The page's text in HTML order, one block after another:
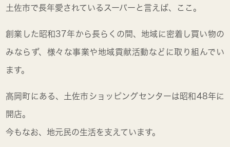
土佐市で長年愛されているスーパーと言えば、ここ。
創業した昭和37年から長らくの間、地域に密着し買い物の
みならず、様々な事業や地域貢献活動などに取り組んでい
ます。
高岡町にある、土佐市ショッピングセンターは昭和48年に
開店。
今もなお、地元民の生活を支えています。